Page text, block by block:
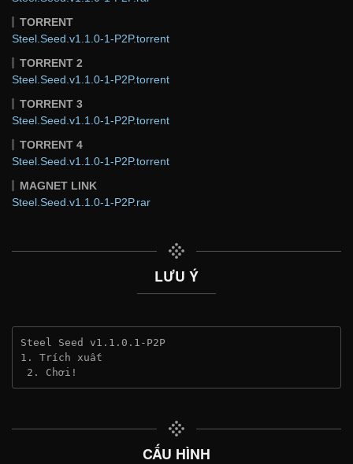
TORRENT
Steel.Seed.v1.1.0-1-P2P.torrent
TORRENT 2
Steel.Seed.v1.1.0-1-P2P.torrent
TORRENT 3
Steel.Seed.v1.1.0-1-P2P.torrent
TORRENT 4
Steel.Seed.v1.1.0-1-P2P.torrent
MAGNET LINK
Steel.Seed.v1.1.0-1-P2P.rar
LƯU Ý
Steel Seed v1.1.0.1-P2P
1. Trích xuất
2. Chơi!
CẤU HÌNH